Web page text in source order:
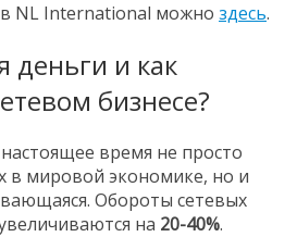
в NL International можно здесь.
деньги и как
бизнесе?
время не просто
в мировой экономике, но и
Обороты сетевых
на 20-40%.